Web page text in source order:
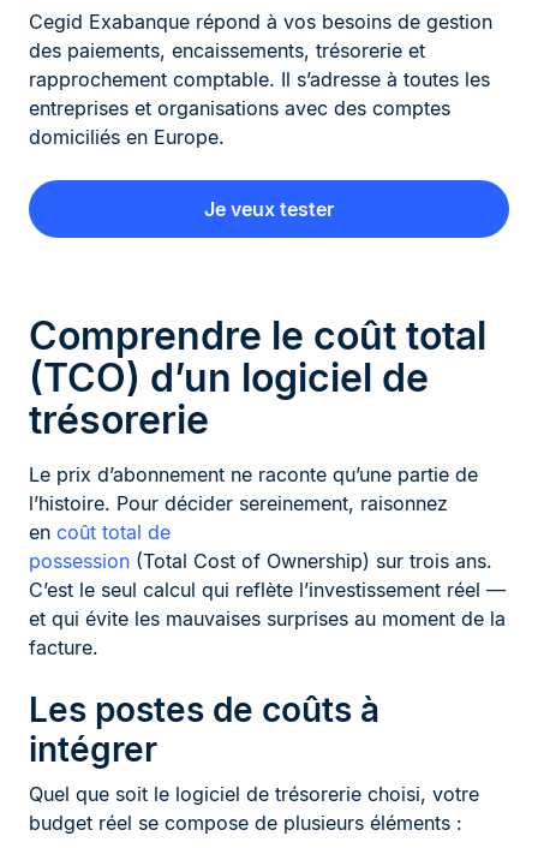
Cegid Exabanque répond à vos besoins de gestion
des paiements, encaissements, trésorerie et
rapprochement comptable. Il s’adresse à toutes les
entreprises et organisations avec des comptes
domiciliés en Europe.
Je veux tester
Comprendre le coût total
(TCO) d’un logiciel de
trésorerie
Le prix d’abonnement ne raconte qu’une partie de
l’histoire. Pour décider sereinement, raisonnez
en coût total de
possession (Total Cost of Ownership) sur trois ans.
C’est le seul calcul qui reflète l’investissement réel —
et qui évite les mauvaises surprises au moment de la
facture.
Les postes de coûts à
intégrer
Quel que soit le logiciel de trésorerie choisi, votre
budget réel se compose de plusieurs éléments :